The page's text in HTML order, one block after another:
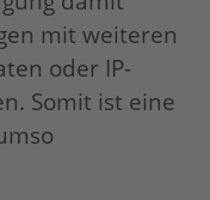
mit weiteren
oder IP-
Somit ist eine